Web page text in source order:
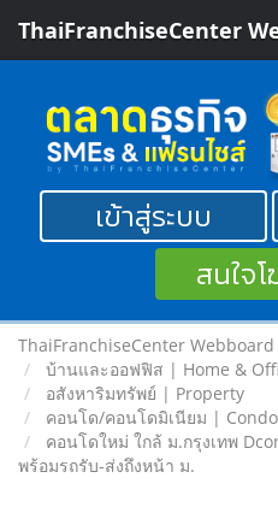
ThaiFranchiseCenter
เข้าสู่ระบบ
สนใจ
ThaiFranchiseCenter Webboard
บ้านและออฟฟิส | Home &
อสังหาริมทรัพย์ | Property
คอนโด/คอนโดมิเนียม |
คอนโดใหม่ ใกล้ ม.กรุงเทพ
พร้อมรถรับ-ส่งถึงหน้า ม.